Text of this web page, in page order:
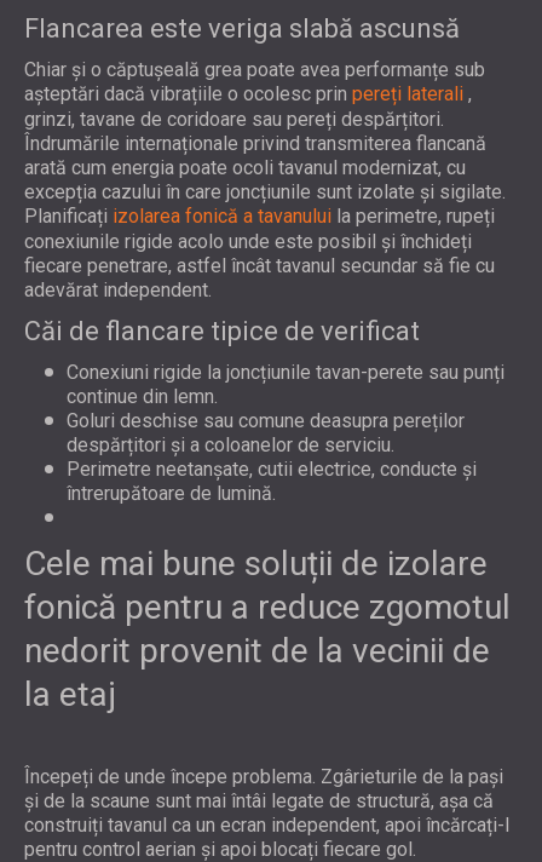
Flancarea este veriga slabă ascunsă
Chiar și o căptușeală grea poate avea performanțe sub
așteptări dacă vibrațiile o ocolesc prin pereți laterali ,
grinzi, tavane de coridoare sau pereți despărțitori.
Îndrumările internaționale privind transmiterea flancană
arată cum energia poate ocoli tavanul modernizat, cu
excepția cazului în care joncțiunile sunt izolate și sigilate.
Planificați izolarea fonică a tavanului la perimetre, rupeți
conexiunile rigide acolo unde este posibil și închideți
fiecare penetrare, astfel încât tavanul secundar să fie cu
adevărat independent.
Căi de flancare tipice de verificat
Conexiuni rigide la joncțiunile tavan-perete sau punți
continue din lemn.
Goluri deschise sau comune deasupra pereților
despărțitori și a coloanelor de serviciu.
Perimetre neetanșate, cutii electrice, conducte și
întrerupătoare de lumină.
Cele mai bune soluții de izolare
fonică pentru a reduce zgomotul
nedorit provenit de la vecinii de
la etaj
Începeți de unde începe problema. Zgârieturile de la pași
și de la scaune sunt mai întâi legate de structură, așa că
construiți tavanul ca un ecran independent, apoi încărcați-l
pentru control aerian și apoi blocați fiecare gol.